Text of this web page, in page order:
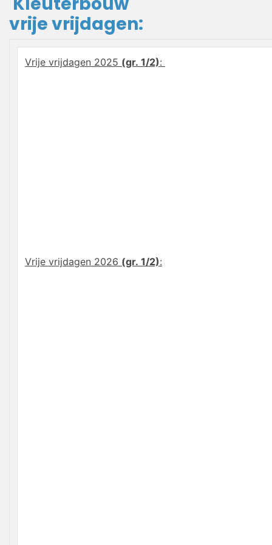
vrije vrijdagen:
Vrije vrijdagen 2025 (gr. 1/2):
Vrije vrijdagen 2026 (gr. 1/2):